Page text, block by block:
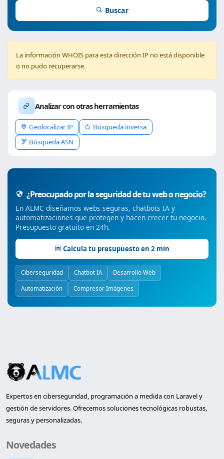
Buscar
La información WHOIS para esta dirección IP no está disponible
o no pudo recuperarse.
Analizar con otras herramientas
Geolocalizar IP
Búsqueda inversa
Búsqueda ASN
¿Preocupado por la seguridad de tu web o negocio?
En ALMC diseñamos webs seguras, chatbots IA y
automatizaciones que protegen y hacen crecer tu negocio.
Presupuesto gratuito en 24h.
Calcula tu presupuesto en 2 min
Ciberseguridad Chatbot IA Desarrollo Web
Automatización Compresor Imágenes
Expertos en ciberseguridad, programación a medida con Laravel y
gestión de servidores. Ofrecemos soluciones tecnológicas robustas,
seguras y personalizadas.
Novedades